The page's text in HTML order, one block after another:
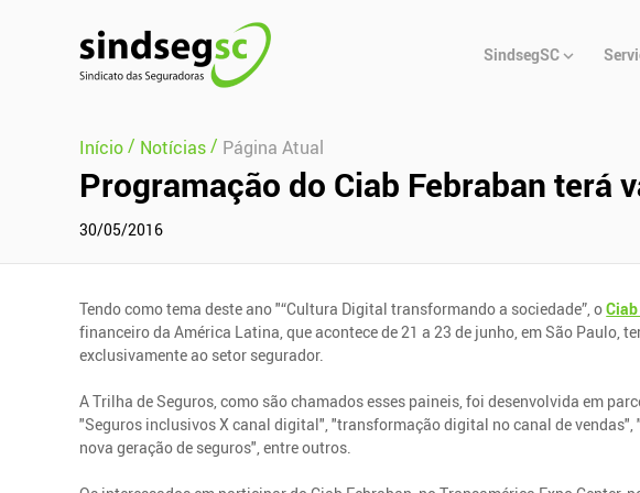
Principal
SindsegSC
Início/ Notícias/ Página Atual
Programação do Ciab Febraban terá
30/05/2016
Tendo como tema deste ano "“Cultura Digital transformando a sociedade”, o
financeiro da América Latina, que acontece de 21 a 23 de junho, em São Paulo,
exclusivamente ao setor segurador.
A Trilha de Seguros, como são chamados esses paineis, foi desenvolvida em
"Seguros inclusivos X canal digital", "transformação digital no canal de vendas",
nova geração de seguros", entre outros.